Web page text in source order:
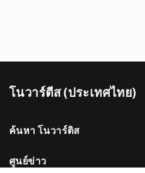
โนวาร์ตีส (ประเทศไทย)
ค้นหา โนวาร์ติส
ศูนย์ข่าว